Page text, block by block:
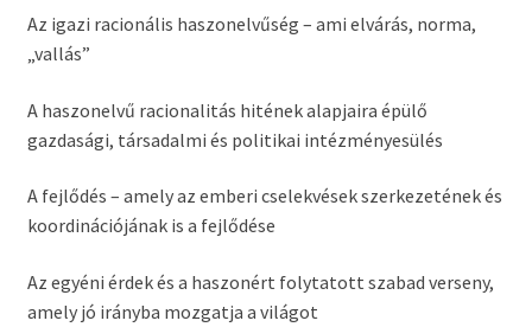
Az igazi racionális haszonelvűség – ami elvárás, norma,
„vallás”
A haszonelvű racionalitás hitének alapjaira épülő
gazdasági, társadalmi és politikai intézményesülés
A fejlődés – amely az emberi cselekvések szerkezetének és
koordinációjának is a fejlődése
Az egyéni érdek és a haszonért folytatott szabad verseny,
amely jó irányba mozgatja a világot